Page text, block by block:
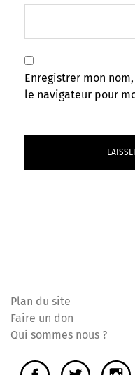
Enregistrer mon
le navigateur pour
Plan du site
Faire un don
Qui sommes nous ?